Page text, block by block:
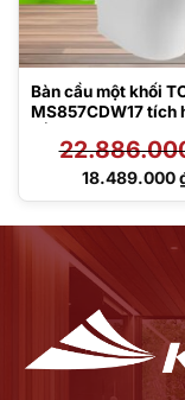
Bàn cầu một khối
MS857CDW17 tích
C2 –
Giá
18.489.000
Giá